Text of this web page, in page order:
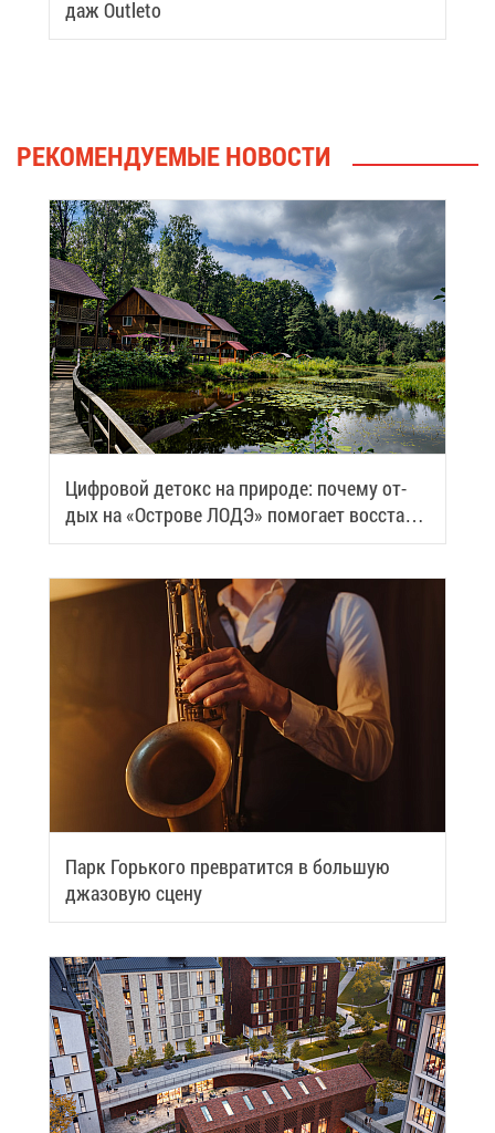
даж Outleto
РЕ­КО­МЕН­ДУ­Е­МЫЕ НО­ВО­СТИ
Циф­ро­вой де­токс на при­ро­де: по­че­му от­
дых на «Ост­ро­ве ЛОДЭ» по­мо­га­ет вос­ста­но­
вить си­лы
Парк Горь­ко­го пре­вра­тит­ся в боль­шую
джа­зо­вую сце­ну